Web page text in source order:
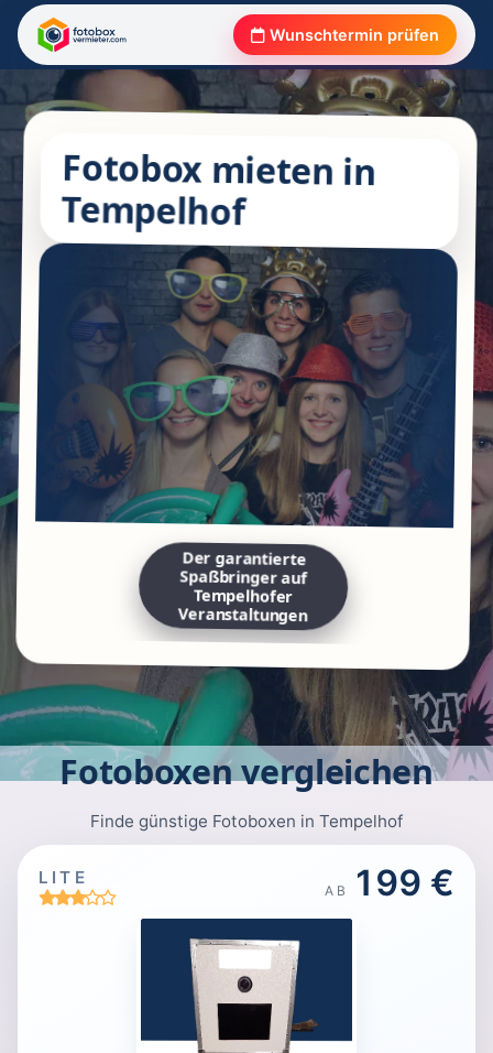
Wunschtermin prüfen
Fotobox mieten in
Tempelhof
Der garantierte
Spaßbringer auf
Tempelhofer
Veranstaltungen
Fotoboxen vergleichen
Finde günstige Fotoboxen in Tempelhof
LITE
AB 199 €